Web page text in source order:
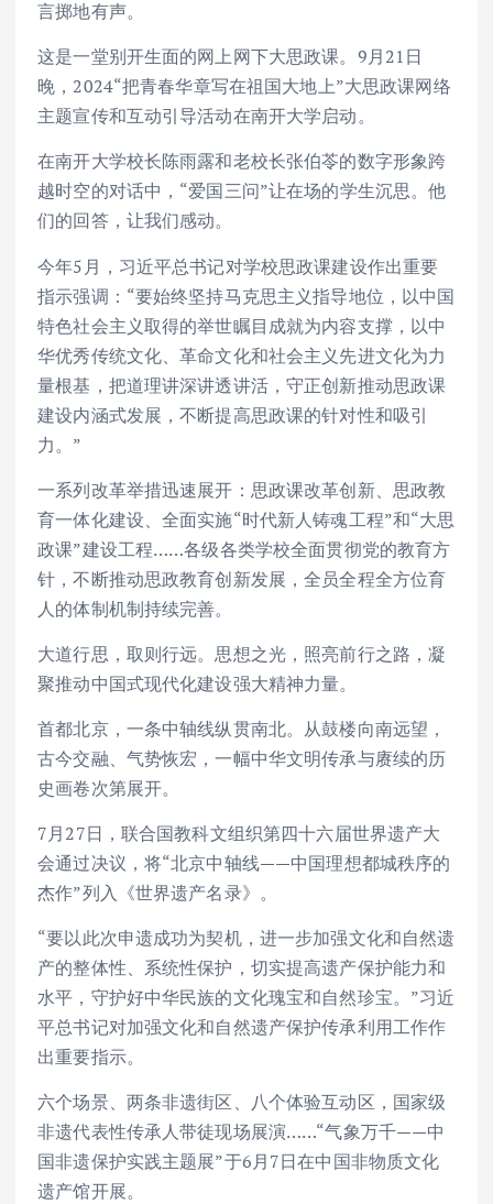
言掷地有声。
这是一堂别开生面的网上网下大思政课。9月21日
晚，2024“把青春华章写在祖国大地上”大思政课网络
主题宣传和互动引导活动在南开大学启动。
在南开大学校长陈雨露和老校长张伯苓的数字形象跨
越时空的对话中，“爱国三问”让在场的学生沉思。他
们的回答，让我们感动。
今年5月，习近平总书记对学校思政课建设作出重要
指示强调：“要始终坚持马克思主义指导地位，以中国
特色社会主义取得的举世瞩目成就为内容支撑，以中
华优秀传统文化、革命文化和社会主义先进文化为力
量根基，把道理讲深讲透讲活，守正创新推动思政课
建设内涵式发展，不断提高思政课的针对性和吸引
力。”
一系列改革举措迅速展开：思政课改革创新、思政教
育一体化建设、全面实施“时代新人铸魂工程”和“大思
政课”建设工程……各级各类学校全面贯彻党的教育方
针，不断推动思政教育创新发展，全员全程全方位育
人的体制机制持续完善。
大道行思，取则行远。思想之光，照亮前行之路，凝
聚推动中国式现代化建设强大精神力量。
首都北京，一条中轴线纵贯南北。从鼓楼向南远望，
古今交融、气势恢宏，一幅中华文明传承与赓续的历
史画卷次第展开。
7月27日，联合国教科文组织第四十六届世界遗产大
会通过决议，将“北京中轴线——中国理想都城秩序的
杰作”列入《世界遗产名录》。
“要以此次申遗成功为契机，进一步加强文化和自然遗
产的整体性、系统性保护，切实提高遗产保护能力和
水平，守护好中华民族的文化瑰宝和自然珍宝。”习近
平总书记对加强文化和自然遗产保护传承利用工作作
出重要指示。
六个场景、两条非遗街区、八个体验互动区，国家级
非遗代表性传承人带徒现场展演……“气象万千——中
国非遗保护实践主题展”于6月7日在中国非物质文化
遗产馆开展。